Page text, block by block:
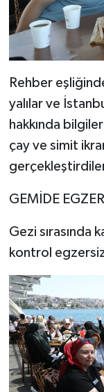
Rehber
yalılar ve
hakkında
çay ve simit
GEMİDE
Gezi sırasında
kontrol